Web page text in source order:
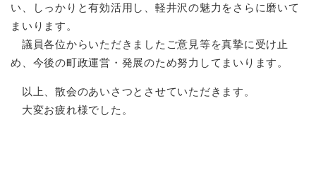
い、しっかりと有効活用し、軽井沢の魅力をさらに磨いて
まいります。
議員各位からいただきましたご意見等を真摯に受け止
め、今後の町政運営・発展のため努力してまいります。
以上、散会のあいさつとさせていただきます。
大変お疲れ様でした。